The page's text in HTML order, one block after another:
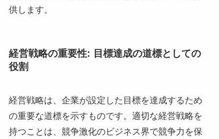
供します。
経営戦略の重要性: 目標達成の道標としての
役割
経営戦略は、企業が設定した目標を達成するため
の重要な道標を示すものです。適切な経営戦略を
持つことは、競争激化のビジネス界で競争力を保